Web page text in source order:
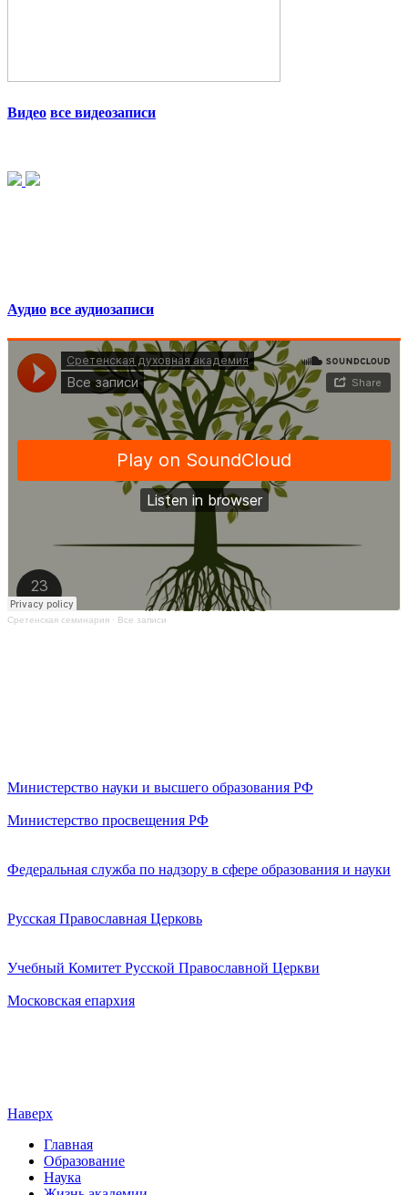
Видео все видеозаписи
Аудио все аудиозаписи
Сретенская семинария · Все записи
Министерство науки и высшего образования РФ
Министерство просвещения РФ
Федеральная служба по надзору в сфере образования и науки
Русская Православная Церковь
Учебный Комитет Русской Православной Церкви
Московская епархия
Наверх
Главная
Образование
Наука